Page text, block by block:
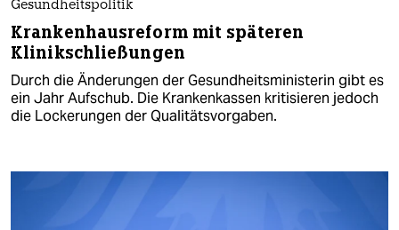
Gesundheitspolitik
Krankenhausreform mit späteren
Klinikschließungen
Durch die Änderungen der Gesundheitsministerin gibt es
ein Jahr Aufschub. Die Krankenkassen kritisieren jedoch
die Lockerungen der Qualitätsvorgaben.